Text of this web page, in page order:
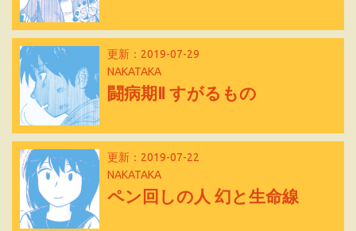
更新：2019-07-29
NAKATAKA
闘病期Ⅱ すがるもの
更新：2019-07-22
NAKATAKA
ペン回しの人 幻と生命線